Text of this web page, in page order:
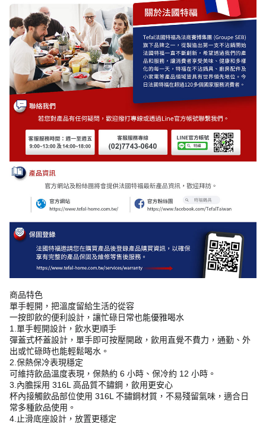
商品特色
單手輕開，把溫度留給生活的從容
一按即飲的便利設計，讓忙碌日常也能優雅喝水
1.單手輕開設計，飲水更順手
彈蓋式杯蓋設計，單手即可按壓開啟，飲用直覺不費力，通勤、外
出或忙碌時也能輕鬆喝水。
2.保熱保冷表現穩定
可維持飲品溫度表現，保熱約 6 小時、保冷約 12 小時。
3.內膽採用 316L 高品質不鏽鋼，飲用更安心
杯內接觸飲品部位使用 316L 不鏽鋼材質，不易殘留氣味，適合日
常多種飲品使用。
4.止滑底座設計，放置更穩定